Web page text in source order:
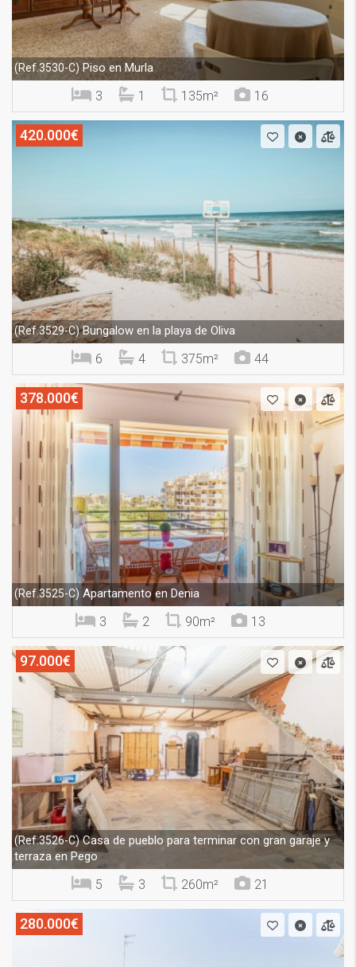
(Ref.3530-C) Piso en Murla
3 1 135m² 16
420.000€
(Ref.3529-C)Bungalow en la playa de Oliva
6 4 375m² 44
378.000€
(Ref.3525-C) Apartamento en Denia
3 2 90m² 13
97.000€
(Ref.3526-C)Casa de pueblo para terminar con gran garaje y
terraza en Pego
5 3 260m² 21
280.000€